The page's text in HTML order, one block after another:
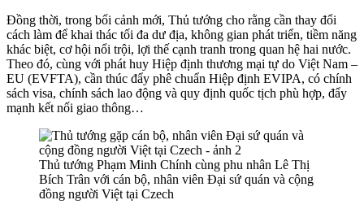
Đồng thời, trong bối cảnh mới, Thủ tướng cho rằng cần thay đổi
cách làm để khai thác tối đa dư địa, không gian phát triển, tiềm năng
khác biệt, cơ hội nổi trội, lợi thế cạnh tranh trong quan hệ hai nước.
Theo đó, cùng với phát huy Hiệp định thương mại tự do Việt Nam –
EU (EVFTA), cần thúc đẩy phê chuẩn Hiệp định EVIPA, có chính
sách visa, chính sách lao động và quy định quốc tịch phù hợp, đẩy
mạnh kết nối giao thông…
Thủ tướng Phạm Minh Chính cùng phu nhân Lê Thị
Bích Trân với cán bộ, nhân viên Đại sứ quán và cộng
đồng người Việt tại Czech